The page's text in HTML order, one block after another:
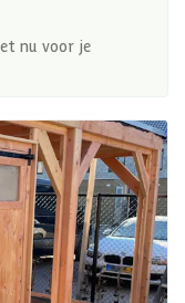
nu voor je